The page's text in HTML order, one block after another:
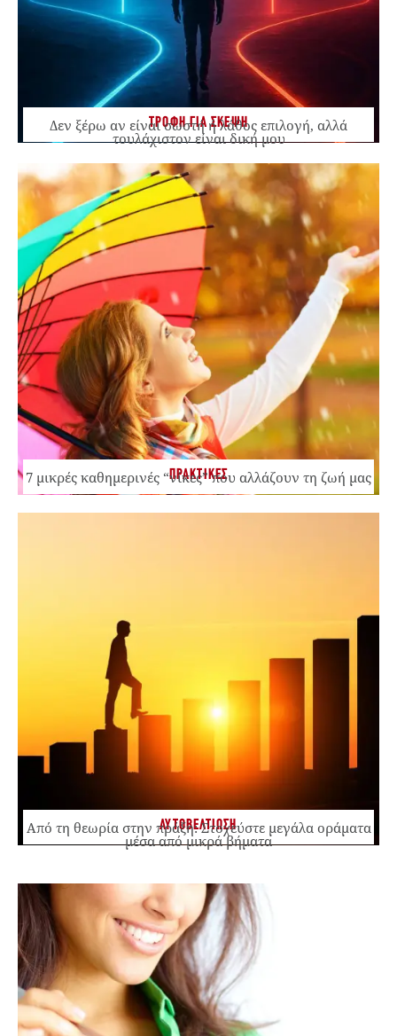
ΤΡΟΦΗ ΓΙΑ ΣΚΕΨΗ
Δεν ξέρω αν είναι σωστή ή λάθος επιλογή, αλλά
τουλάχιστον είναι δική μου
ΠΡΑΚΤΙΚΕΣ
7 μικρές καθημερινές “νίκες” που αλλάζουν τη ζωή μας
ΑΥΤΟΒΕΛΤΙΩΣΗ
Από τη θεωρία στην πράξη: Στοχεύστε μεγάλα οράματα
μέσα από μικρά βήματα